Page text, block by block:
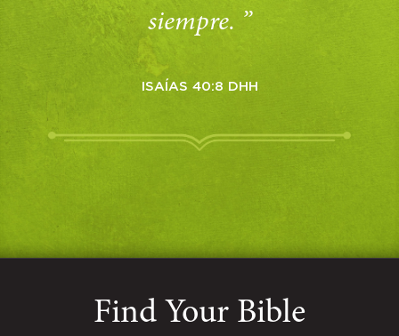
siempre. ”
ISAÍAS 40:8 DHH
Find Your Bible